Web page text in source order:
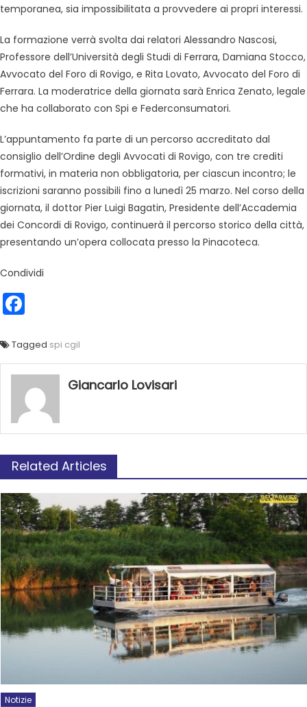
temporanea, sia impossibilitata a provvedere ai propri interessi.
La formazione verrà svolta dai relatori Alessandro Nascosi,
Professore dell’Università degli Studi di Ferrara, Damiana Stocco,
Avvocato del Foro di Rovigo, e Rita Lovato, Avvocato del Foro di
Ferrara. La moderatrice della giornata sarà Enrica Zenato, legale
che ha collaborato con Spi e Federconsumatori.
L’appuntamento fa parte di un percorso accreditato dal
consiglio dell’Ordine degli Avvocati di Rovigo, con tre crediti
formativi, in materia non obbligatoria, per ciascun incontro; le
iscrizioni saranno possibili fino a lunedì 25 marzo. Nel corso della
giornata, il dottor Pier Luigi Bagatin, Presidente dell’Accademia
dei Concordi di Rovigo, continuerà il percorso storico della città,
presentando un’opera collocata presso la Pinacoteca.
Condividi
Tagged spi cgil
Giancarlo Lovisari
Related Articles
Notizie